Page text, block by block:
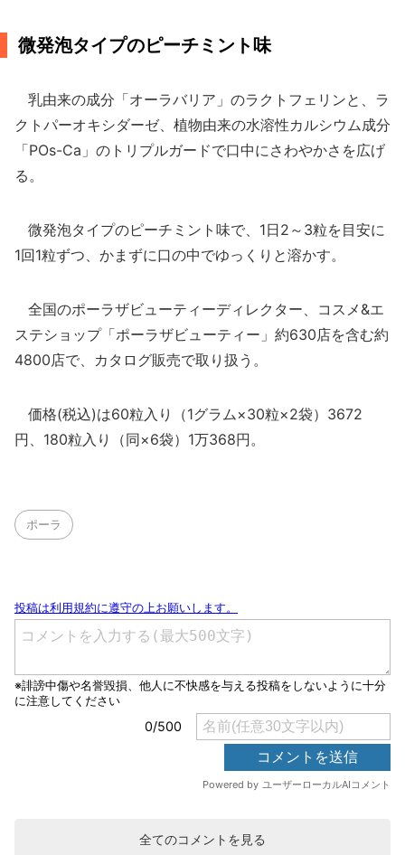
微発泡タイプのピーチミント味
乳由来の成分「オーラバリア」のラクトフェリンと、ラ
クトパーオキシダーゼ、植物由来の水溶性カルシウム成分
「POs-Ca」のトリプルガードで口中にさわやかさを広げ
る。
微発泡タイプのピーチミント味で、1日2～3粒を目安に
1回1粒ずつ、かまずに口の中でゆっくりと溶かす。
全国のポーラザビューティーディレクター、コスメ&エ
ステショップ「ポーラザビューティー」約630店を含む約
4800店で、カタログ販売で取り扱う。
価格(税込)は60粒入り（1グラム×30粒×2袋）3672
円、180粒入り（同×6袋）1万368円。
ポーラ
全てのコメントを見る